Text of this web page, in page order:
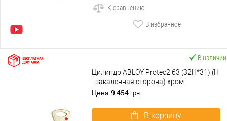
К сравнению
В избранное
В наличии
Цилиндр ABLOY Protec2 63 (32H*31) (H
- закаленная сторона) хром
полированный
Цена 9 454 грн.
В корзину